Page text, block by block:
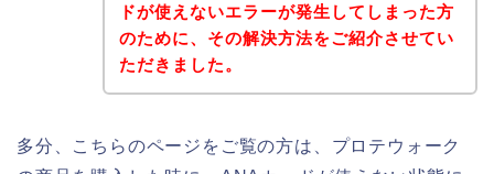
ドが使えないエラーが発生してしまった方
のために、その解決方法をご紹介させてい
ただきました。
多分、こちらのページをご覧の方は、プロテウォーク